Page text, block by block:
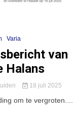
Varia
van
Halans
18 juli 2025
om te vergroten....